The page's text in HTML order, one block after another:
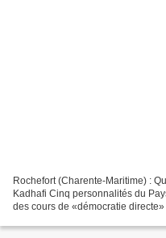
Rochefort (Charente-Maritime) :
Kadhafi Cinq personnalités du
des cours de «démocratie